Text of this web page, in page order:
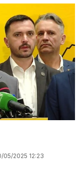
05/2025 12:23